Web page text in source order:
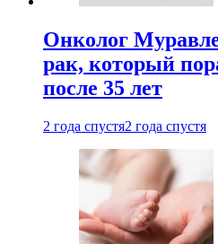
Онколог
рак, который
после 35 лет
2 года спустя2 года спустя